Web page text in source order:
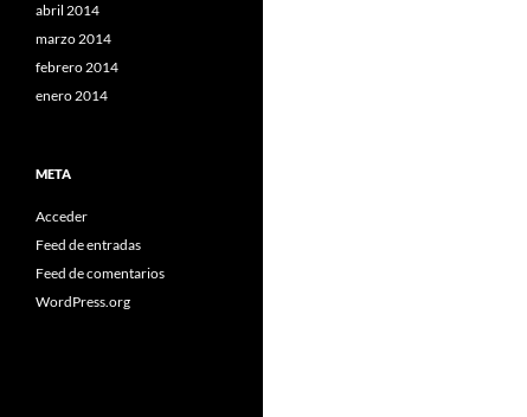
abril 2014
marzo 2014
febrero 2014
enero 2014
META
Acceder
Feed de entradas
Feed de comentarios
WordPress.org